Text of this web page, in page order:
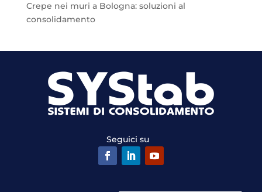
Crepe nei muri a Bologna: soluzioni al
consolidamento
Seguici su